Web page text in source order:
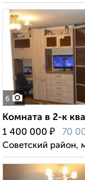
6
Комната в 2-к
1 400 000 ₽ 70
Советский район,